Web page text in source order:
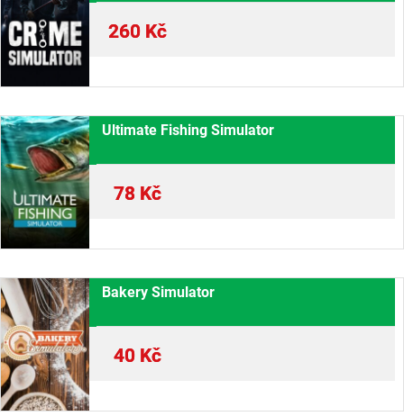
260 Kč
Ultimate Fishing Simulator
78 Kč
Bakery Simulator
40 Kč